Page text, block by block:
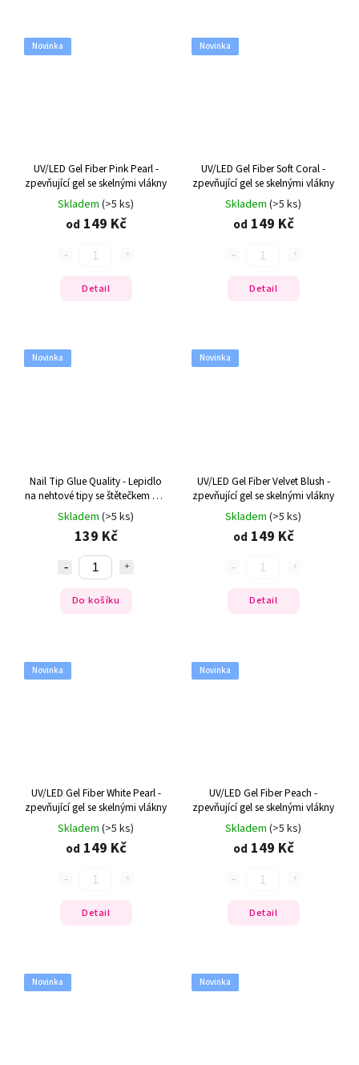
Novinka
UV/LED Gel Fiber Pink Pearl -
zpevňující gel se skelnými vlákny
Skladem (>5 ks)
od 149 Kč
Detail
Novinka
UV/LED Gel Fiber Soft Coral -
zpevňující gel se skelnými vlákny
Skladem (>5 ks)
od 149 Kč
Detail
Novinka
Nail Tip Glue Quality - Lepidlo
na nehtové tipy se štětečkem 7,5
Skladem (>5 ks)
139 Kč
Do košíku
Novinka
UV/LED Gel Fiber Velvet Blush -
zpevňující gel se skelnými vlákny
Skladem (>5 ks)
od 149 Kč
Detail
Novinka
UV/LED Gel Fiber White Pearl -
zpevňující gel se skelnými vlákny
Skladem (>5 ks)
od 149 Kč
Detail
Novinka
UV/LED Gel Fiber Peach -
zpevňující gel se skelnými vlákny
Skladem (>5 ks)
od 149 Kč
Detail
Novinka Novinka